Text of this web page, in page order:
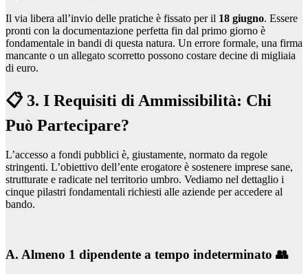
Il via libera all’invio delle pratiche è fissato per il 18 giugno. Essere
pronti con la documentazione perfetta fin dal primo giorno è
fondamentale in bandi di questa natura. Un errore formale, una firma
mancante o un allegato scorretto possono costare decine di migliaia
di euro.
📋 3. I Requisiti di Ammissibilità: Chi
Può Partecipare?
L’accesso a fondi pubblici è, giustamente, normato da regole
stringenti. L’obiettivo dell’ente erogatore è sostenere imprese sane,
strutturate e radicate nel territorio umbro. Vediamo nel dettaglio i
cinque pilastri fondamentali richiesti alle aziende per accedere al
bando.
A. Almeno 1 dipendente a tempo indeterminato 👥